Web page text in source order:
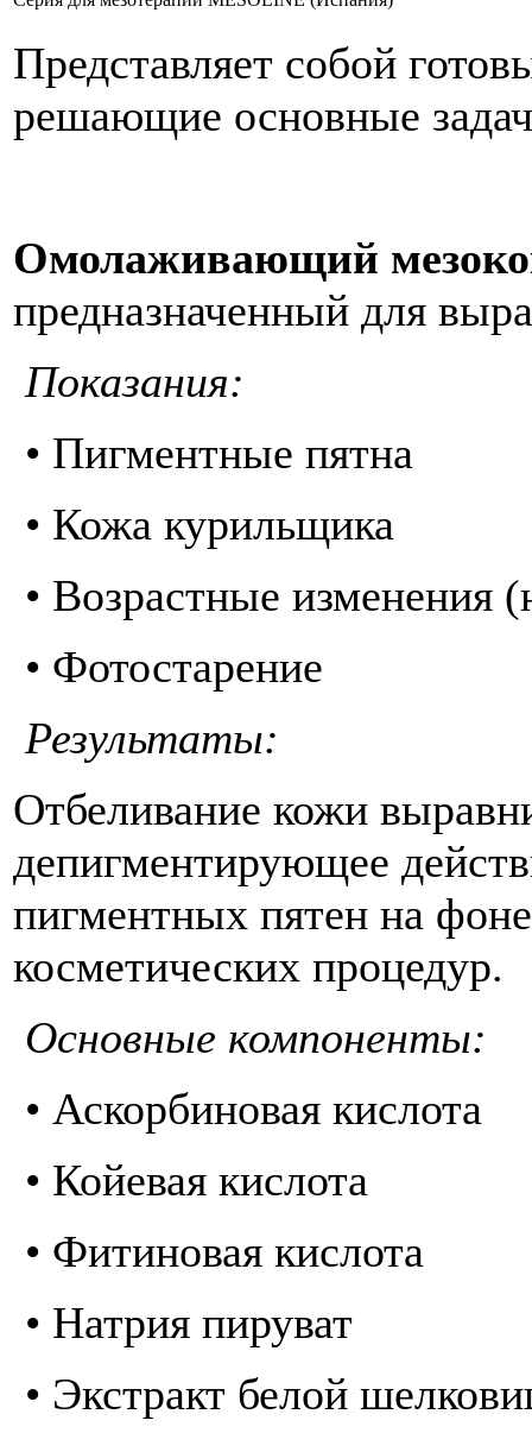
Представляет собой
решающие основные
Омолаживающий
предназначенный для
Показания:
• Пигментные пятна
• Кожа курильщика
• Возрастные изменения
• Фотостарение
Результаты:
Отбеливание кожи
депигментирующее
пигментных пятен на
косметических процедур.
Основные
• Аскорбиновая кислота
• Койевая кислота
• Фитиновая кислота
• Натрия пируват
• Экстракт белой